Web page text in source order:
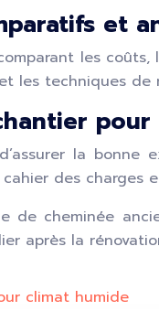
et
les
les techniques de
la
des charges
de cheminée
après la
climat humide